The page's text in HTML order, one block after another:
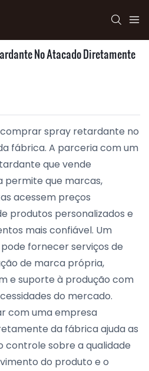
No Atacado Diretamente
spray retardante no
fábrica. A parceria com um
que vende
que marcas,
acessem preços
produtos personalizados e
mais confiável. Um
fornecer serviços de
de marca própria,
e suporte à produção com
do mercado.
com uma empresa
da fábrica ajuda as
controle sobre a qualidade
do produto e o